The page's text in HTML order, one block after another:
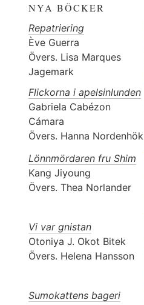
NYA BÖCKER
Repatriering
Ève Guerra
Övers. Lisa Marques
Jagemark
Flickorna i apelsinlunden
Gabriela Cabézon
Cámara
Övers. Hanna Nordenhök
Lönnmördaren fru Shim
Kang Jiyoung
Övers. Thea Norlander
Vi var gnistan
Otoniya J. Okot Bitek
Övers. Helena Hansson
Sumokattens bageri